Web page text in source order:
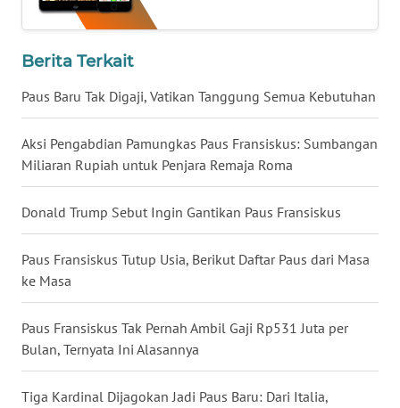
Berita Terkait
Paus Baru Tak Digaji, Vatikan Tanggung Semua Kebutuhan
Aksi Pengabdian Pamungkas Paus Fransiskus: Sumbangan
Miliaran Rupiah untuk Penjara Remaja Roma
Donald Trump Sebut Ingin Gantikan Paus Fransiskus
Paus Fransiskus Tutup Usia, Berikut Daftar Paus dari Masa
ke Masa
Paus Fransiskus Tak Pernah Ambil Gaji Rp531 Juta per
Bulan, Ternyata Ini Alasannya
Tiga Kardinal Dijagokan Jadi Paus Baru: Dari Italia,
WN
KALTARA
WN
KALSEL
WN
KALTIM
WN
SULSEL
WN